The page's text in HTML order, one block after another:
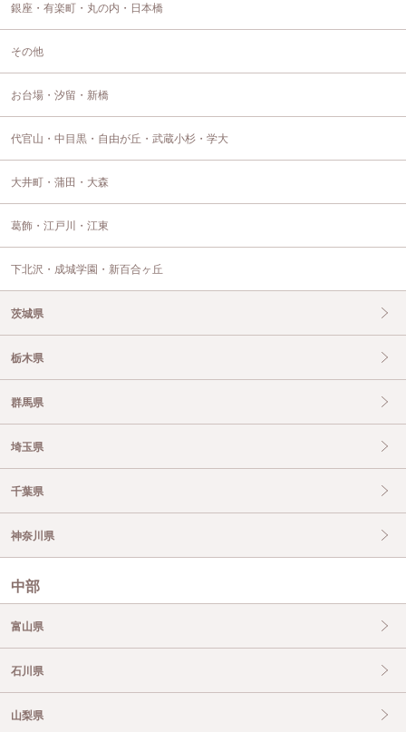
銀座・有楽町・丸の内・日本橋
その他
お台場・汐留・新橋
代官山・中目黒・自由が丘・武蔵小杉・学大
大井町・蒲田・大森
葛飾・江戸川・江東
下北沢・成城学園・新百合ヶ丘
茨城県
栃木県
群馬県
埼玉県
千葉県
神奈川県
中部
富山県
石川県
山梨県